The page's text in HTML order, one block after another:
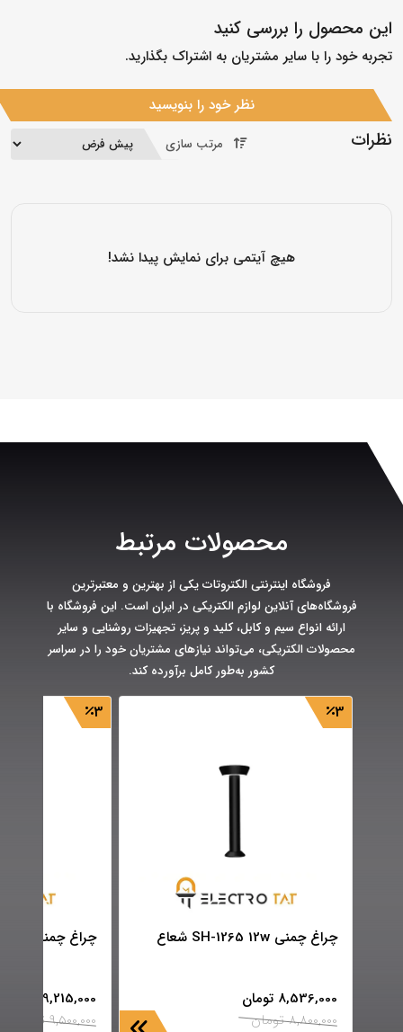
این محصول را بررسی کنید
تجربه خود را با سایر مشتریان به اشتراک بگذارید.
نظر خود را بنویسید
نظرات مرتب سازی
هیچ آیتمی برای نمایش پیدا نشد!
محصولات مرتبط
فروشگاه اینترنتی الکتروتات یکی از بهترین و معتبرترین
فروشگاه‌های آنلاین لوازم الکتریکی در ایران است. این فروشگاه با
ارائه انواع سیم و کابل، کلید و پریز، تجهیزات روشنایی و سایر
محصولات الکتریکی، می‌تواند نیازهای مشتریان خود را در سراسر
کشور به‌طور کامل برآورده کند.
3
چراغ چمنی SH-1265 12w شعاع
8,536,000 تومان
8,800,000 تومان
3
چراغ چمنی SH-1268 12w شعاع
9,215,000
9,500,000 تومان